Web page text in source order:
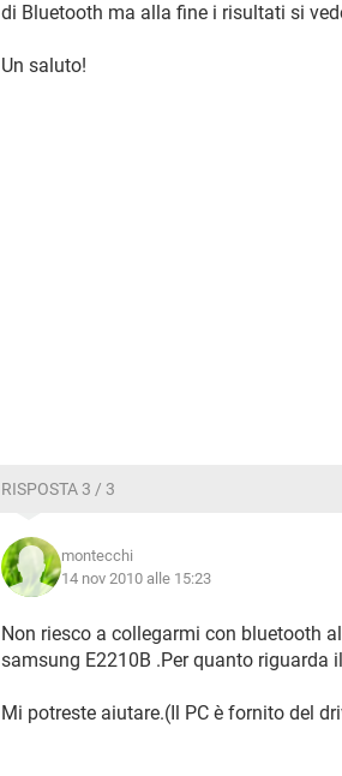
di Bluetooth ma alla fine i risultati si
Un saluto!
RISPOSTA 3 / 3
montecchi
14 nov 2010 alle 15:23
Non riesco a collegarmi con bluetooth
samsung E2210B .Per quanto
Mi potreste aiutare.(Il PC è fornito del